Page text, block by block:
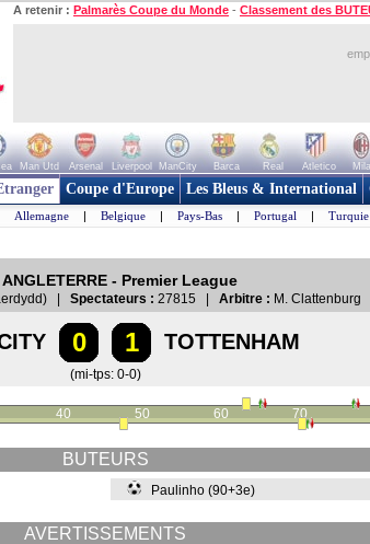
A retenir : Palmarès Coupe du Monde - Classement des
Man Utd Arsenal Liverpool ManCity Barca Real Atletico
Coupe d'Europe Les Bleus & International
Allemagne | Belgique | Pays-Bas | Portugal | Turquie
- Premier League
| Spectateurs : 27815 | Arbitre : M. Clattenburg
0 1 TOTTENHAM
(mi-tps: 0-0)
40 50 60 70
BUTEURS
Paulinho (90+3e)
AVERTISSEMENTS